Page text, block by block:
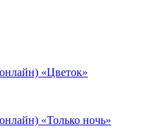
«Цветок»
«Только ночь»